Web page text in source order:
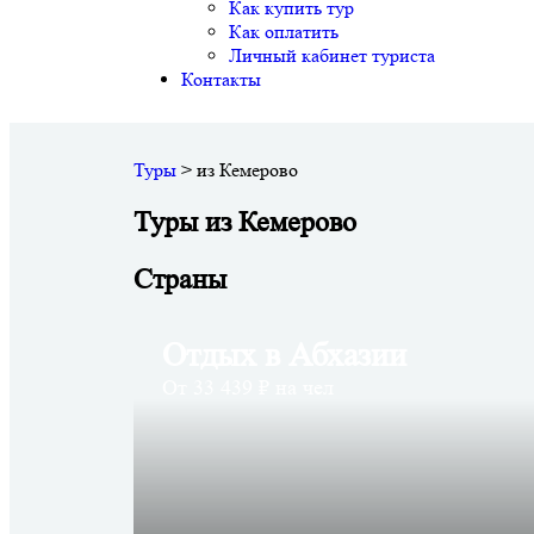
Как купить тур
Как оплатить
Личный кабинет туриста
Контакты
Туры > из Кемерово
Туры из Кемерово
Страны